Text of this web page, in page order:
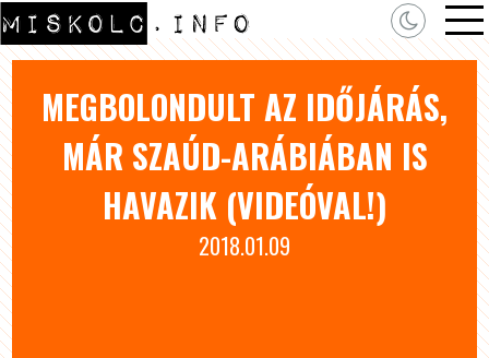
MEGBOLONDULT AZ IDŐJÁRÁS,
MÁR SZAÚD-ARÁ­BI­Á­BAN IS
HAVAZIK (VIDEÓVAL!)
2018.01.09